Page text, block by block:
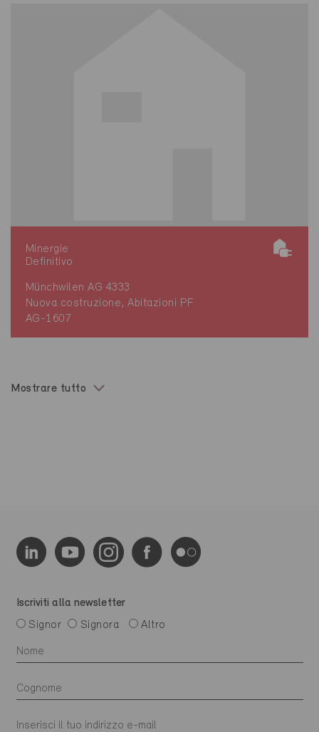
Minergie
Definitivo
Münchwilen AG 4333
Nuova costruzione, Abitazioni PF
AG-1607
Mostrare tutto
Iscriviti alla newsletter
Signor
Signora Altro